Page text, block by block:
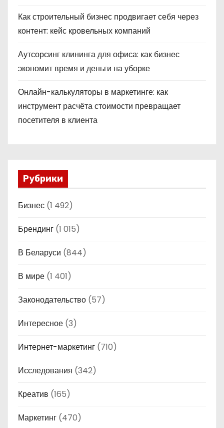
Как строительный бизнес продвигает себя через
контент: кейс кровельных компаний
Аутсорсинг клининга для офиса: как бизнес
экономит время и деньги на уборке
Онлайн-калькуляторы в маркетинге: как
инструмент расчёта стоимости превращает
посетителя в клиента
Рубрики
Бизнес (1 492)
Брендинг (1 015)
В Беларуси (844)
В мире (1 401)
Законодательство (57)
Интересное (3)
Интернет-маркетинг (710)
Исследования (342)
Креатив (165)
Маркетинг (470)